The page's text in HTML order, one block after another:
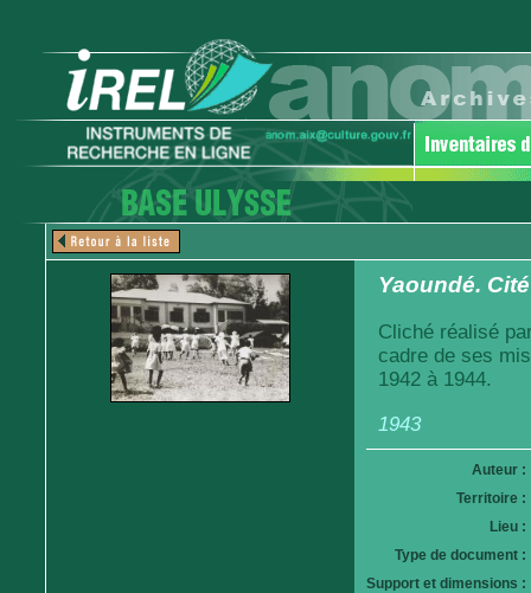
Yaoundé.
Cliché réalisé
cadre de ses
1942 à 1944.
1943
Auteur :
Territoire :
Lieu :
Type de document :
Support et dimensions :